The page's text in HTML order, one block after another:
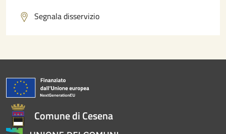
Segnala disservizio
Comune di Cesena